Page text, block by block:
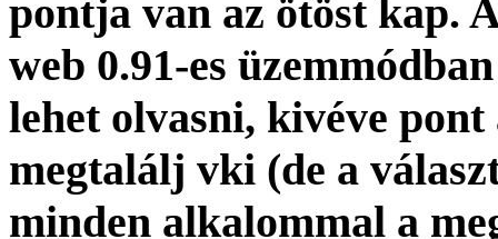
pontja van az ötöst kap.
web 0.91-es
lehet olvasni, kivéve
megtalálj vki (de a
minden alkalommal a